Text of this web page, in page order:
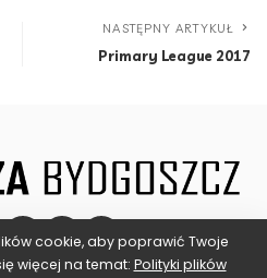
NASTĘPNY ARTYKUŁ
Primary League 2017
cookie, aby poprawić Twoje
więcej na temat: Polityki plików